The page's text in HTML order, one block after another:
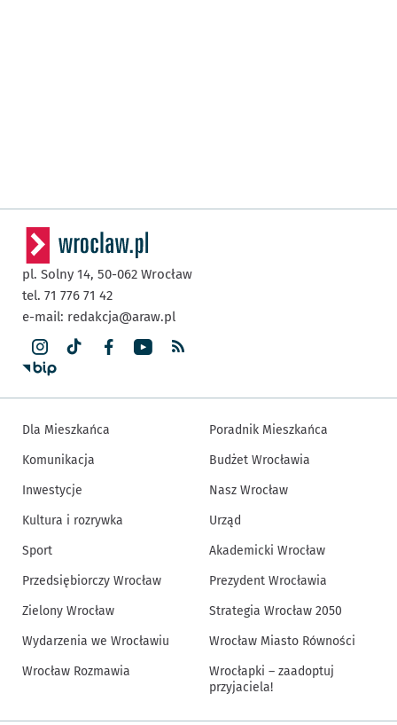
pl. Solny 14, 50-062 Wrocław
tel. 71 776 71 42
e-mail: redakcja@araw.pl
Dla Mieszkańca
Komunikacja
Inwestycje
Kultura i rozrywka
Sport
Przedsiębiorczy Wrocław
Zielony Wrocław
Wydarzenia we Wrocławiu
Wrocław Rozmawia
Poradnik Mieszkańca
Budżet Wrocławia
Nasz Wrocław
Urząd
Akademicki Wrocław
Prezydent Wrocławia
Strategia Wrocław 2050
Wrocław Miasto Równości
Wrocłapki – zaadoptuj
przyjaciela!